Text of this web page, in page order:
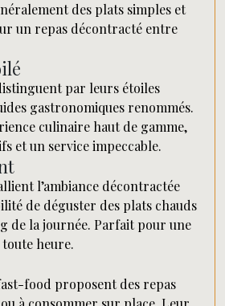
des plats simples et
un repas décontracté entre
par leurs étoiles
gastronomiques renommés.
culinaire haut de gamme,
et un service impeccable.
l’ambiance décontractée
de déguster des plats chauds
de la journée. Parfait pour une
heure.
food proposent des repas